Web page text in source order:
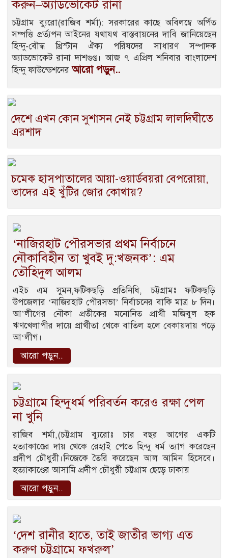
করুন–অ্যাডভোকেট রানা
চট্টগ্রাম ব্যুরো(রাজিব শর্মা): সরকারের কাছে অবিলম্বে অর্পিত
সম্পত্তি প্রর্ত্যপন আইনের যথাযথ বাস্তবায়নের দাবি জানিয়েছেন
হিন্দু-বৌদ্ধ খ্রিস্টান ঐক্য পরিষদের সাধারণ সম্পাদক
অ্যাডভোকেট রানা দাশগুপ্ত। আজ ৭ এপ্রিল শনিবার বাংলাদেশ
হিন্দু ফাউন্ডেশনেরআরো পড়ুন..
দেশে এখন কোন সুশাসন নেই চট্টগ্রাম লালদিঘীতে
এরশাদ
চমেক হাসপাতালের আয়া-ওয়ার্ডবয়রা বেপরোয়া,
তাদের এই খুঁটির জোর কোথায়?
‘নাজিরহাট পৌরসভার প্রথম নির্বাচনে
নৌকাবিহীন তা খুবই দু:খজনক’: এম
তৌহিদুল আলম
এইচ এম সুমন,ফটিকছড়ি প্রতিনিধি, চট্টগ্রামঃ ফটিকছড়ি
উপজেলার ‘নাজিরহাট পৌরসভা’ নির্বাচনের বাকি মাত্র ৮ দিন।
আ’লীগের নৌকা প্রতীকের মনোনিত প্রার্থী মজিবুল হক
ঋণখেলাপীর দায়ে প্রার্থীতা থেকে বাতিল হলে বেকায়দায় পড়ে
আ‘লীগ।
আরো পড়ুন..
চট্টগ্রামে হিন্দুধর্ম পরিবর্তন করেও রক্ষা পেল
না খুনি
রাজিব শর্মা,(চট্টগ্রাম ব্যুরোঃ চার বছর আগের একটি
হত্যাকাণ্ডের দায় থেকে রেহাই পেতে হিন্দু ধর্ম ত্যাগ করেছেন
প্রদীপ চৌধুরী।নিজেকে তৈরি করেছেন আল আমিন হিসেবে।
হত্যাকাণ্ডের আসামি প্রদীপ চৌধুরী চট্টগ্রাম ছেড়ে ঢাকায়
আরো পড়ুন..
‘দেশ রানীর হাতে, তাই জাতীর ভাগ্য এত
করুণ চট্টগ্রামে ফখরুল’